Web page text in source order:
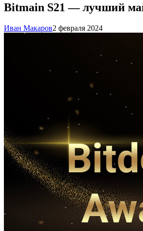
Bitmain S21 — лучший
Иван Макаров2 февраля 2024